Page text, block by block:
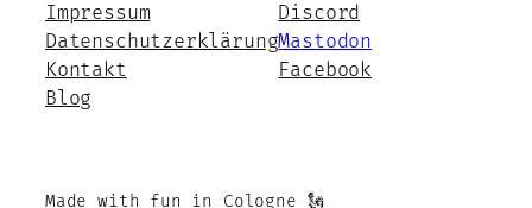
Impressum
Datenschutzerklärung
Kontakt
Blog
Discord
Mastodon
Facebook
Made with fun in Cologne 🗽